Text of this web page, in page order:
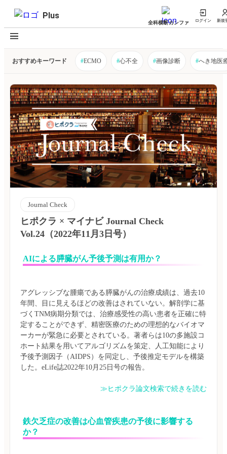
Plus
全科横断カンファ ログイン 新規
おすすめキーワード #ECMO #心不全 #画像診断 #へき地医
Journal Check
ヒポクラ × マイナビ Journal Check
Vol.24（2022年11月3日号）
AIによる膵臓がん予後予測は有用か？
アグレッシブな腫瘍である膵臓がんの治療成績は、過去10
年間、目に見えるほどの改善はされていない。解剖学に基
づくTNM病期分類では、治療感受性の高い患者を正確に特
定することができず、精密医療のための理想的なバイオマ
ーカーが緊急に必要とされている。著者らは10の多施設コ
ホート結果を用いてアルゴリズムを策定、人工知能により
予後予測因子（AIDPS）を同定し、予後推定モデルを構築
≫ヒポクラ論文検索で続きを読む
鉄欠乏症の改善は心血管疾患の予後に影響する
か？